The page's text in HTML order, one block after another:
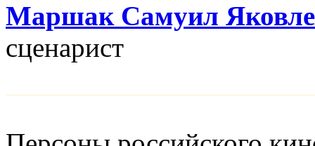
Маршак Самуил
сценарист